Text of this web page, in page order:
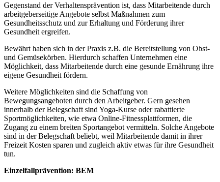
Gegenstand der Verhaltensprävention ist, dass Mitarbeitende durch
arbeitgeberseitige Angebote selbst Maßnahmen zum
Gesundheitsschutz und zur Erhaltung und Förderung ihrer
Gesundheit ergreifen.
Bewährt haben sich in der Praxis z.B. die Bereitstellung von Obst-
und Gemüsekörben. Hierdurch schaffen Unternehmen eine
Möglichkeit, dass Mitarbeitende durch eine gesunde Ernährung ihre
eigene Gesundheit fördern.
Weitere Möglichkeiten sind die Schaffung von
Bewegungsangeboten durch den Arbeitgeber. Gern gesehen
innerhalb der Belegschaft sind Yoga-Kurse oder rabattierte
Sportmöglichkeiten, wie etwa Online-Fitnessplattformen, die
Zugang zu einem breiten Sportangebot vermitteln. Solche Angebote
sind in der Belegschaft beliebt, weil Mitarbeitende damit in ihrer
Freizeit Kosten sparen und zugleich aktiv etwas für ihre Gesundheit
tun.
Einzelfallprävention: BEM